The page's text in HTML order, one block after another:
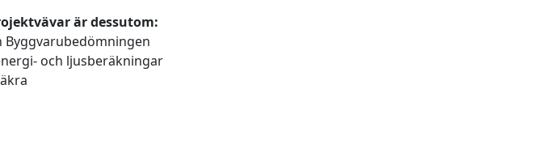
är dessutom:
Byggvarubedömningen
och ljusberäkningar